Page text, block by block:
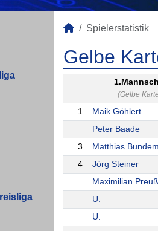
Spielerstatistik
Gelbe
(Gelbe
1 Maik Göhlert
Peter Baade
3
Matthias
4
Jörg Steiner
Maximilian Preuß
U.
U.